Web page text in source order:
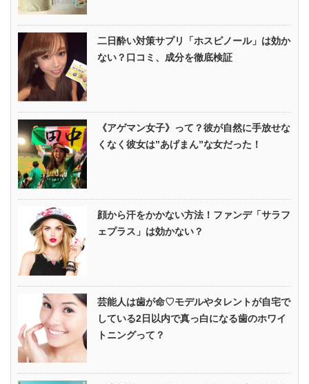
二日酔い対策サプリ「ホスピノール」は効か
ない？口コミ、成分を徹底検証
《アゲマン女子》って？彼が自然に手放せな
くなく彼女は”あげまん”な女だった！
顔から汗をかかない方法！ファンデ「サラフ
ェプラス」は効かない？
芸能人は歯が命♡モデルやタレントが自宅で
している2日以内で真っ白になる歯のホワイ
トニングって？